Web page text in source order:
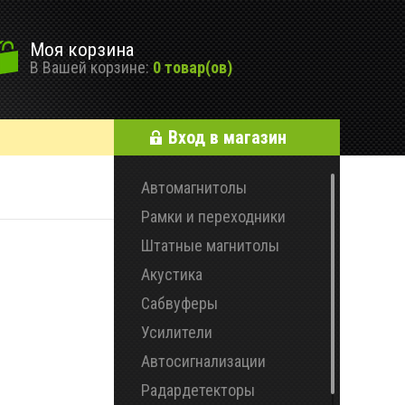
Моя корзина
В Вашей корзине: 0 товар(ов)
Вход в магазин
Автомагнитолы
Рамки и переходники
Штатные магнитолы
Акустика
Сабвуферы
Усилители
Автосигнализации
Радардетекторы